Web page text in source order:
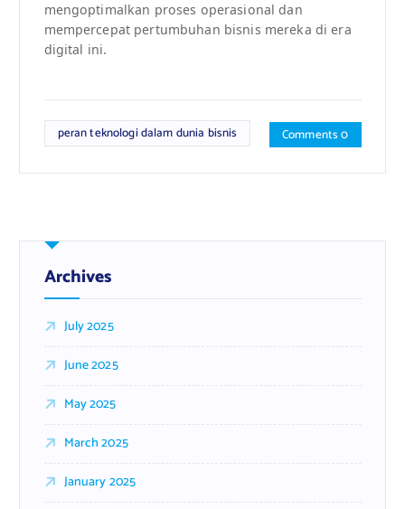
mengoptimalkan proses operasional dan
mempercepat pertumbuhan bisnis mereka di era
digital ini.
peran teknologi dalam dunia bisnis Comments 0
Archives
July 2025
June 2025
May 2025
March 2025
January 2025